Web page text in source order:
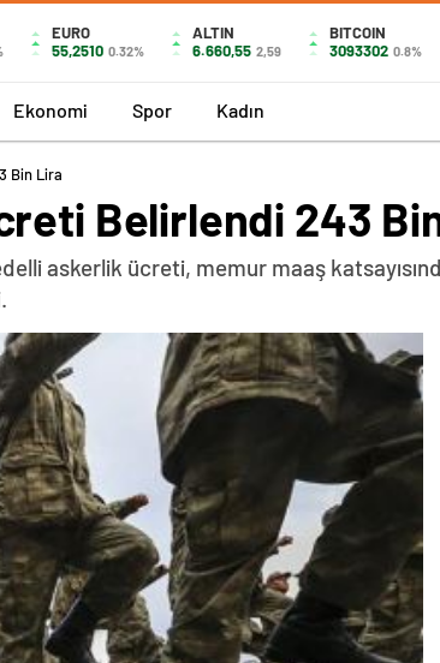
EURO
55,2510 0.32%
ALTIN
6.660,55 2,59
BITCOIN
3093302 0.8%
Ekonomi Spor Kadın
Bin Lira
Belirlendi 243
askerlik ücreti, memur maaş